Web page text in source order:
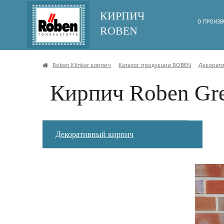
КИРПИЧ
ROBEN
О
Roben Klinker кирпич Каталог продукции ROBEN
Кирпич Roben
Декоративный кирпич